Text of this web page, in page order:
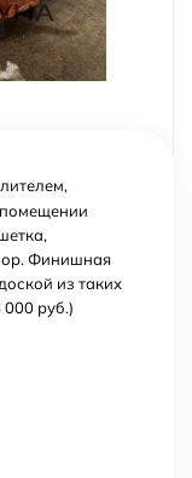
помещении
Финишная
из таких
000 руб.)